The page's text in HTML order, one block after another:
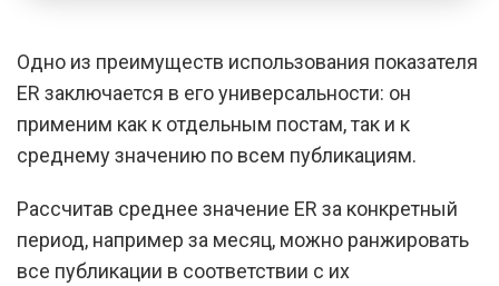
Одно из преимуществ использования показателя
ER заключается в его универсальности: он
применим как к отдельным постам, так и к
среднему значению по всем публикациям.
Рассчитав среднее значение ER за конкретный
период, например за месяц, можно ранжировать
все публикации в соответствии с их